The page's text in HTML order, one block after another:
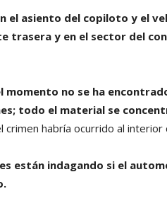
el asiento del copiloto y el
trasera y en el sector del
momento no se ha
todo el material se
habría ocurrido al interior
están indagando si el